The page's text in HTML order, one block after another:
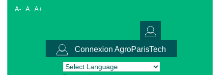
A- A A+
Connexion AgroParisTech